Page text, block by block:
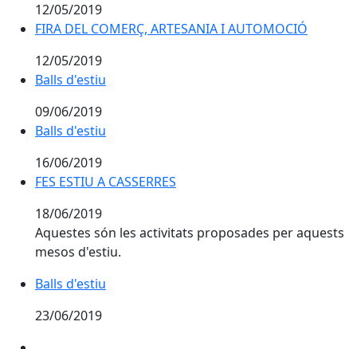
12/05/2019
FIRA DEL COMERÇ, ARTESANIA I AUTOMOCIÓ
FIRA DEL COMERÇ, ARTESANIA I AUTOMOCIÓ
12/05/2019
Balls d'estiu
09/06/2019
Balls d'estiu
16/06/2019
FES ESTIU A CASSERRES
FES ESTIU A CASSERRES
18/06/2019
Aquestes són les activitats proposades per aquests
mesos d'estiu.
Balls d'estiu
23/06/2019